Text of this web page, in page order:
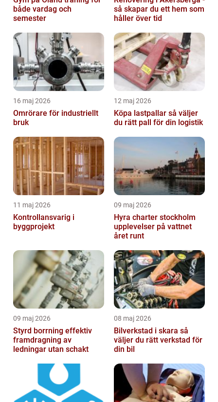
både vardag och
semester
så skapar du ett hem som
håller över tid
16 maj 2026
Omrörare för industriellt
bruk
12 maj 2026
Köpa lastpallar så väljer
du rätt pall för din logistik
11 maj 2026
Kontrollansvarig i
byggprojekt
09 maj 2026
Hyra charter stockholm
upplevelser på vattnet
året runt
09 maj 2026
Styrd borrning effektiv
framdragning av
ledningar utan schakt
08 maj 2026
Bilverkstad i skara så
väljer du rätt verkstad för
din bil